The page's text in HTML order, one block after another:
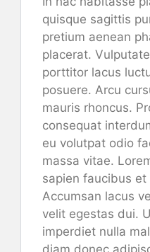
quisque sagittis
pretium aenean
placerat.
porttitor lacus
posuere. Arcu
mauris rhoncus.
consequat
eu volutpat odio
massa vitae.
sapien faucibus et
Accumsan lacus
velit egestas dui.
imperdiet nulla
diam donec